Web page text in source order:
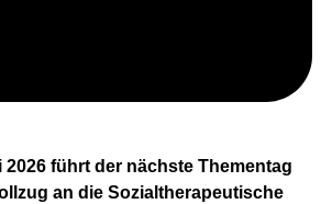
2026 führt der nächste Thementag
an die Sozialtherapeutische